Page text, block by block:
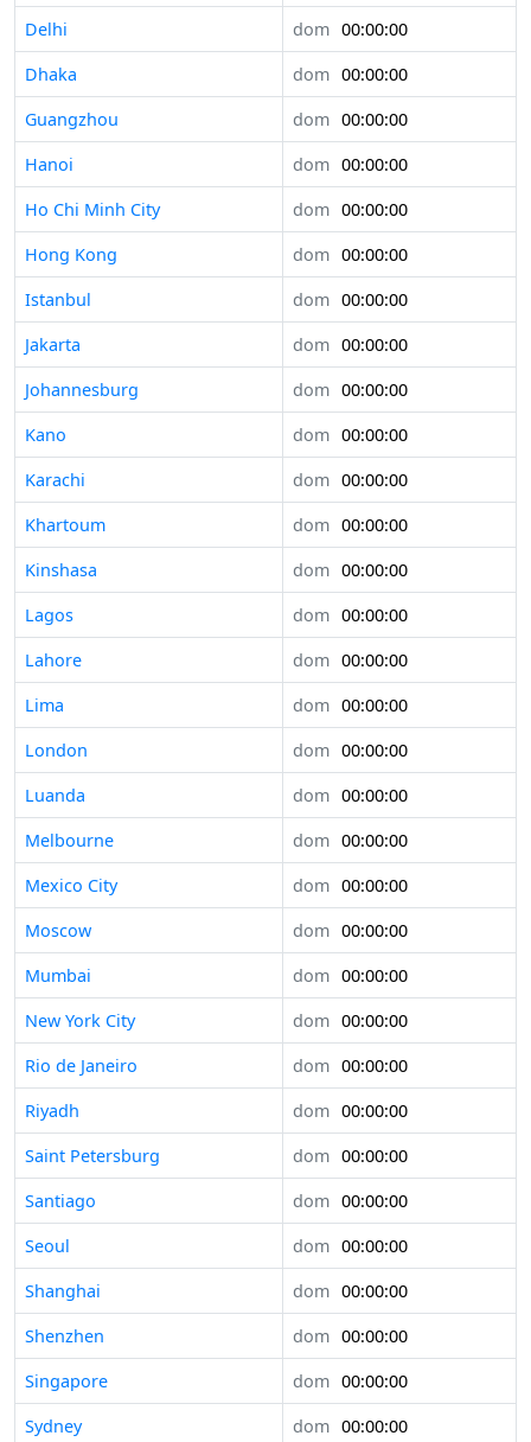
Delhi
dom 00:00:00
Dhaka
dom 00:00:00
Guangzhou
dom 00:00:00
Hanoi
dom 00:00:00
Ho Chi Minh City
dom 00:00:00
Hong Kong
dom 00:00:00
Istanbul
dom 00:00:00
Jakarta
dom 00:00:00
Johannesburg
dom 00:00:00
Kano
dom 00:00:00
Karachi
dom 00:00:00
Khartoum
dom 00:00:00
Kinshasa
dom 00:00:00
Lagos
dom 00:00:00
Lahore
dom 00:00:00
Lima
dom 00:00:00
London
dom 00:00:00
Luanda
dom 00:00:00
Melbourne
dom 00:00:00
Mexico City
dom 00:00:00
Moscow
dom 00:00:00
Mumbai
dom 00:00:00
New York City
dom 00:00:00
Rio de Janeiro
dom 00:00:00
Riyadh
dom 00:00:00
Saint Petersburg
dom 00:00:00
Santiago
dom 00:00:00
Seoul
dom 00:00:00
Shanghai
dom 00:00:00
Shenzhen
dom 00:00:00
Singapore
dom 00:00:00
Sydney
dom 00:00:00